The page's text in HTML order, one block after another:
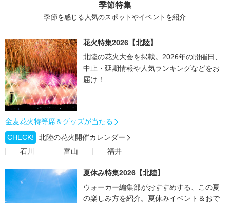
季節特集
季節を感じる人気のスポットやイベントを紹介
花火特集2026【北陸】
北陸の花火大会を掲載。2026年の開催日、
中止・延期情報や人気ランキングなどをお
届け！
金麦花火特等席＆グッズが当たる
CHECK!
北陸の花火開催カレンダー
石川
富山 福井
夏休み特集2026【北陸】
ウォーカー編集部がおすすめする、この夏
の楽しみ方を紹介。夏休みイベント＆おで